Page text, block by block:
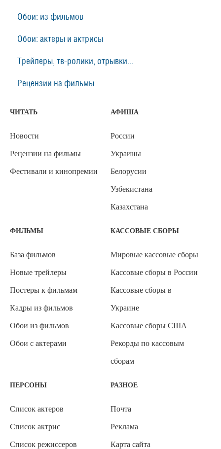
Обои: из фильмов
Обои: актеры и актрисы
Трейлеры, тв-ролики, отрывки...
Рецензии на фильмы
ЧИТАТЬ
Новости
Рецензии на фильмы
Фестивали и кинопремии
АФИША
России
Украины
Белорусии
Узбекистана
Казахстана
ФИЛЬМЫ
База фильмов
Новые трейлеры
Постеры к фильмам
Кадры из фильмов
Обои из фильмов
Обои с актерами
КАССОВЫЕ СБОРЫ
Мировые кассовые сборы
Кассовые сборы в России
Кассовые сборы в
Украине
Кассовые сборы США
Рекорды по кассовым
сборам
ПЕРСОНЫ
Список актеров
Список актрис
Список режиссеров
РАЗНОЕ
Почта
Реклама
Карта сайта